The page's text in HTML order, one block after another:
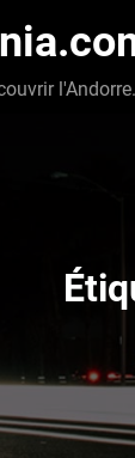
l'Andorre.